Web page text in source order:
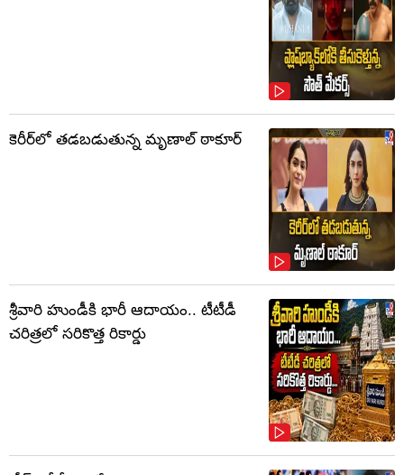
కెరీర్‌లో తడబడుతున్న మృణాల్ ఠాకూర్
శ్రీవారి హుండీకి భారీ ఆదాయం.. టీటీడీ
చరిత్రలో సరికొత్త రికార్డు